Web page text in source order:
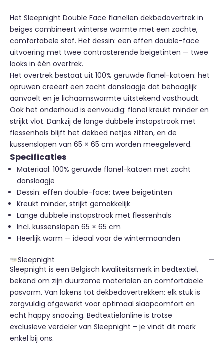
Het Sleepnight Double Face flanellen dekbedovertrek in
beiges combineert winterse warmte met een zachte,
comfortabele stof. Het dessin: een effen double-face
uitvoering met twee contrasterende beigetinten — twee
looks in één overtrek.
Het overtrek bestaat uit 100% geruwde flanel-katoen: het
opruwen creëert een zacht donslaagje dat behaaglijk
aanvoelt en je lichaamswarmte uitstekend vasthoudt.
Ook het onderhoud is eenvoudig: flanel kreukt minder en
strijkt vlot. Dankzij de lange dubbele instopstrook met
flessenhals blijft het dekbed netjes zitten, en de
kussenslopen van 65 × 65 cm worden meegeleverd.
Specificaties
Materiaal: 100% geruwde flanel-katoen met zacht
donslaagje
Dessin: effen double-face: twee beigetinten
Kreukt minder, strijkt gemakkelijk
Lange dubbele instopstrook met flessenhals
Incl. kussenslopen 65 × 65 cm
Heerlijk warm — ideaal voor de wintermaanden
Sleepnight
Sleepnight is een Belgisch kwaliteitsmerk in bedtextiel,
bekend om zijn duurzame materialen en comfortabele
pasvorm. Van lakens tot dekbedovertrekken: elk stuk is
zorgvuldig afgewerkt voor optimaal slaapcomfort en
echt happy snoozing. Bedtextielonline is trotse
exclusieve verdeler van Sleepnight – je vindt dit merk
enkel bij ons.